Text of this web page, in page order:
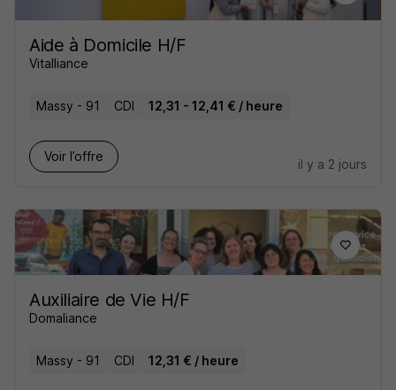
Aide à Domicile H/F
Vitalliance
Massy - 91 CDI 12,31 - 12,41 € / heure
Voir l’offre
il y a 2 jours
Auxiliaire de Vie H/F
Domaliance
Massy - 91 CDI 12,31 € / heure